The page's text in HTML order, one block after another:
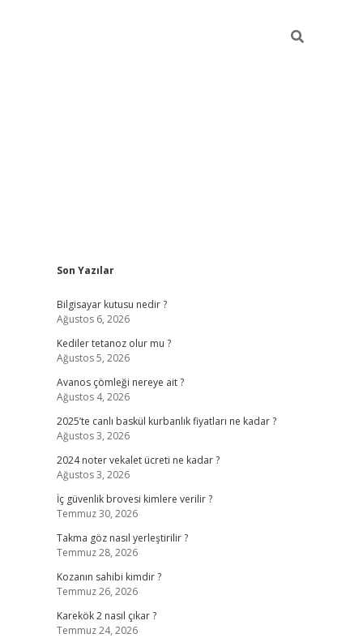
Sidebar
Son Yazılar
Bilgisayar kutusu nedir ?
Ağustos 6, 2026
Kediler tetanoz olur mu ?
Ağustos 5, 2026
Avanos çömleği nereye ait ?
Ağustos 4, 2026
2025’te canlı baskül kurbanlık fiyatları ne kadar ?
Ağustos 3, 2026
2024 noter vekalet ücreti ne kadar ?
Ağustos 3, 2026
İç güvenlik brovesi kimlere verilir ?
Temmuz 30, 2026
Takma göz nasıl yerleştirilir ?
Temmuz 28, 2026
Kozanın sahibi kimdir ?
Temmuz 26, 2026
Karekök 2 nasıl çıkar ?
Temmuz 24, 2026